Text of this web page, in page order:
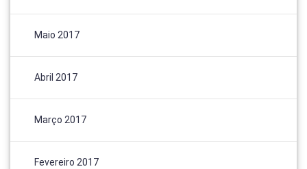
Maio 2017
Abril 2017
Março 2017
Fevereiro 2017